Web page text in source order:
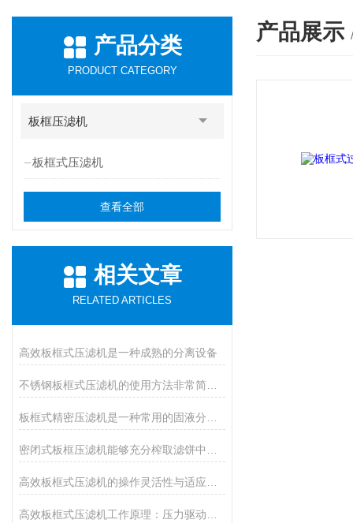
产品分类
PRODUCT CATEGORY
板框压滤机
板框式压滤机
查看全部
相关文章
RELATED ARTICLES
高效板框式压滤机是一种成熟的分离设备
产品展示